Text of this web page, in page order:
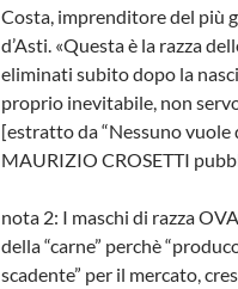
Costa, imprenditore del più
d’Asti. «Questa è la razza
eliminati subito dopo la
proprio inevitabile, non
[estratto da “Nessuno
MAURIZIO CROSETTI
nota 2: I maschi di razza
della “carne” perchè
scadente” per il mercato,